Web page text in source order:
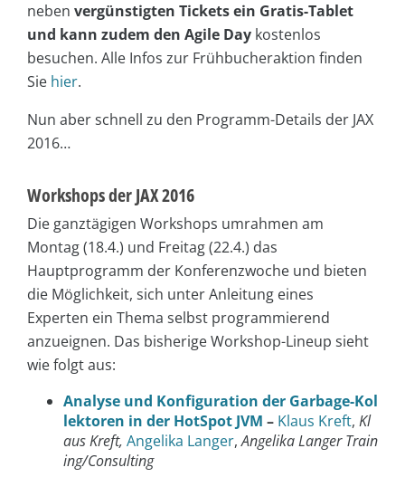
neben vergünstigten Tickets ein Gratis-Tablet
und kann zudem den Agile Day kostenlos
besuchen. Alle Infos zur Frühbucheraktion finden
Sie hier.
Nun aber schnell zu den Programm-Details der JAX
2016…
Workshops der JAX 2016
Die ganztägigen Workshops umrahmen am
Montag (18.4.) und Freitag (22.4.) das
Hauptprogramm der Konferenzwoche und bieten
die Möglichkeit, sich unter Anleitung eines
Experten ein Thema selbst programmierend
anzueignen. Das bisherige Workshop-Lineup sieht
wie folgt aus:
Analyse und Konfiguration der Garbage-Kol
lektoren in der HotSpot JVM – Klaus Kreft, Kl
aus Kreft, Angelika Langer,Angelika Langer Train
ing/Consulting